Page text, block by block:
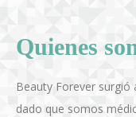
Quienes
Beauty Forever surgió
dado que somos